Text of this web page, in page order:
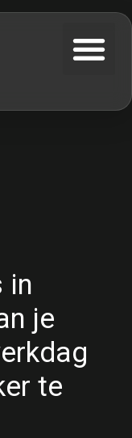
in
je
te